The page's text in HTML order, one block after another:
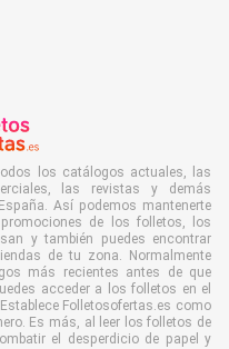
los catálogos actuales, las
las revistas y demás
Así podemos mantenerte
de los folletos, los
y también puedes encontrar
de tu zona. Normalmente
más recientes antes de que
acceder a los folletos en el
Folletosofertas.es como
Es más, al leer los folletos de
el desperdicio de papel y